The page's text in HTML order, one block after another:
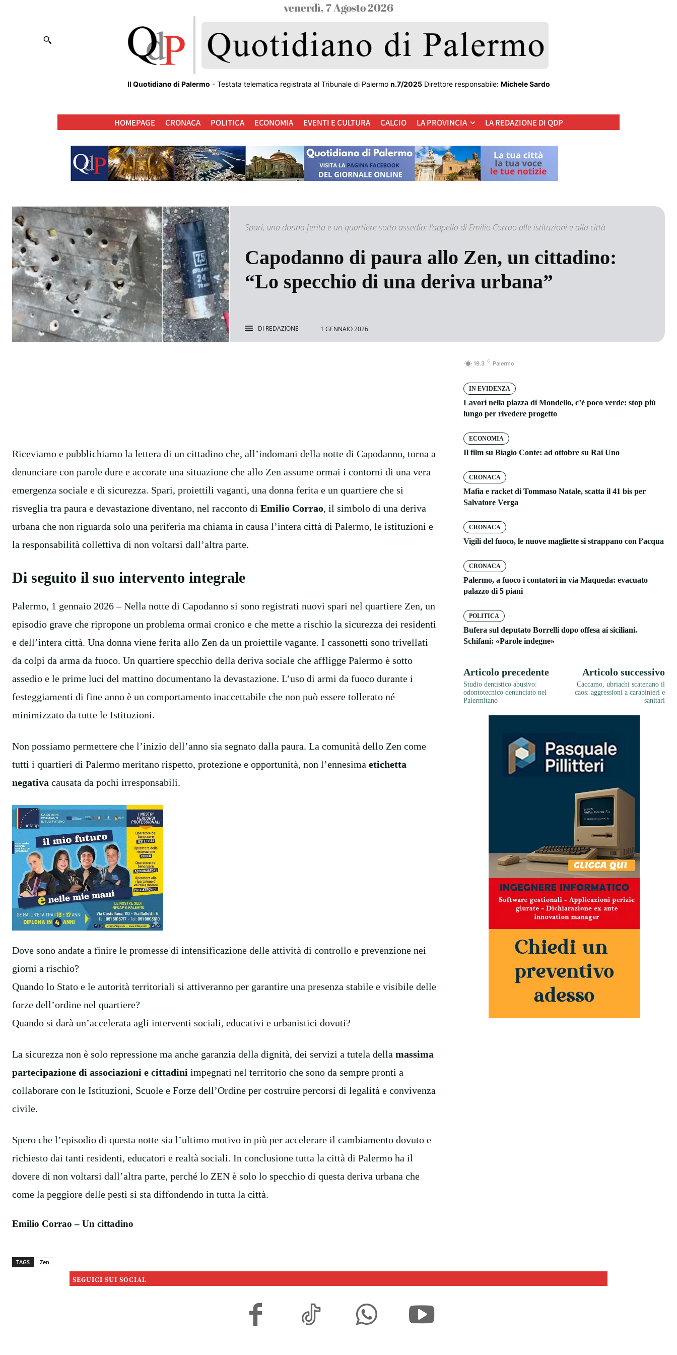
venerdì, 7 Agosto 2026
Il Quotidiano di Palermo - Testata telematica registrata al Tribunale di Palermo n.7/2025Direttore responsabile: Michele Sardo
HOMEPAGE CRONACA POLITICA ECONOMIA EVENTI E CULTURA CALCIO LA PROVINCIA LA REDAZIONE DI QDP
Spari, una donna ferita e un quartiere sotto assedio: l’appello di Emilio Corrao alle istituzioni e alla città
Capodanno di paura allo Zen, un cittadino:
“Lo specchio di una deriva urbana”
DI REDAZIONE 1 GENNAIO 2026
Riceviamo e pubblichiamo la lettera di un cittadino che, all’indomani della notte di Capodanno, torna a
denunciare con parole dure e accorate una situazione che allo Zen assume ormai i contorni di una vera
emergenza sociale e di sicurezza. Spari, proiettili vaganti, una donna ferita e un quartiere che si
risveglia tra paura e devastazione diventano, nel racconto di Emilio Corrao, il simbolo di una deriva
urbana che non riguarda solo una periferia ma chiama in causa l’intera città di Palermo, le istituzioni e
la responsabilità collettiva di non voltarsi dall’altra parte.
Di seguito il suo intervento integrale
Palermo, 1 gennaio 2026 – Nella notte di Capodanno si sono registrati nuovi spari nel quartiere Zen, un
episodio grave che ripropone un problema ormai cronico e che mette a rischio la sicurezza dei residenti
e dell’intera città. Una donna viene ferita allo Zen da un proiettile vagante. I cassonetti sono trivellati
da colpi da arma da fuoco. Un quartiere specchio della deriva sociale che affligge Palermo è sotto
assedio e le prime luci del mattino documentano la devastazione. L’uso di armi da fuoco durante i
festeggiamenti di fine anno è un comportamento inaccettabile che non può essere tollerato né
minimizzato da tutte le Istituzioni.
Non possiamo permettere che l’inizio dell’anno sia segnato dalla paura. La comunità dello Zen come
tutti i quartieri di Palermo meritano rispetto, protezione e opportunità, non l’ennesima etichetta
negativa causata da pochi irresponsabili.
Dove sono andate a finire le promesse di intensificazione delle attività di controllo e prevenzione nei
giorni a rischio?
Quando lo Stato e le autorità territoriali si attiveranno per garantire una presenza stabile e visibile delle
forze dell’ordine nel quartiere?
Quando si darà un’accelerata agli interventi sociali, educativi e urbanistici dovuti?
La sicurezza non è solo repressione ma anche garanzia della dignità, dei servizi a tutela della massima
partecipazione di associazioni e cittadini impegnati nel territorio che sono da sempre pronti a
collaborare con le Istituzioni, Scuole e Forze dell’Ordine per costruire percorsi di legalità e convivenza
civile.
Spero che l’episodio di questa notte sia l’ultimo motivo in più per accelerare il cambiamento dovuto e
richiesto dai tanti residenti, educatori e realtà sociali. In conclusione tutta la città di Palermo ha il
dovere di non voltarsi dall’altra parte, perché lo ZEN è solo lo specchio di questa deriva urbana che
come la peggiore delle pesti si sta diffondendo in tutta la città.
Emilio Corrao – Un cittadino
TAGS Zen
19.3 C Palermo
IN EVIDENZA
Lavori nella piazza di Mondello, c’è poco verde: stop più
lungo per rivedere progetto
ECONOMIA
Il film su Biagio Conte: ad ottobre su Rai Uno
CRONACA
Mafia e racket di Tommaso Natale, scatta il 41 bis per
Salvatore Verga
CRONACA
Vigili del fuoco, le nuove magliette si strappano con l’acqua
CRONACA
Palermo, a fuoco i contatori in via Maqueda: evacuato
palazzo di 5 piani
POLITICA
Bufera sul deputato Borrelli dopo offesa ai siciliani.
Schifani: «Parole indegne»
Articolo precedente
Studio dentistico abusivo:
odontotecnico denunciato nel
Palermitano
Articolo successivo
Caccamo, ubriachi scatenano il
caos: aggressioni a carabinieri e
sanitari
SEGUICI SUI SOCIAL